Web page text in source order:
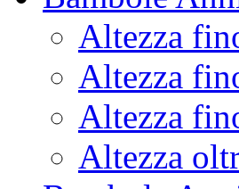
Altezza
Altezza
Altezza
Altezza